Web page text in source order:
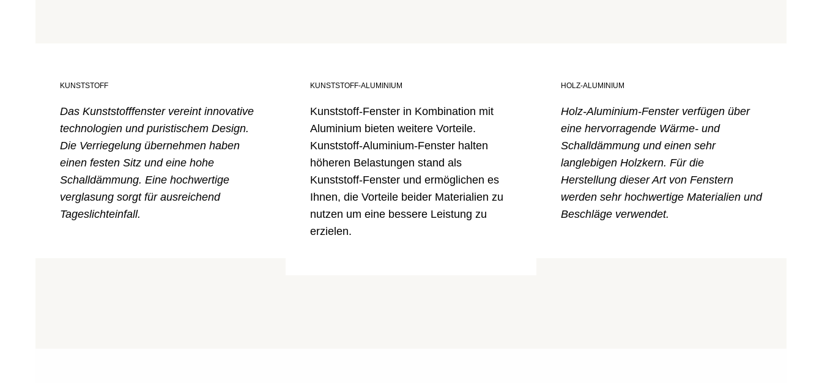
KUNSTSTOFF
Das Kunststofffenster vereint innovative
technologien und puristischem Design.
Die Verriegelung übernehmen haben
einen festen Sitz und eine hohe
Schalldämmung. Eine hochwertige
verglasung sorgt für ausreichend
Tageslichteinfall.
KUNSTSTOFF-ALUMINIUM
Kunststoff-Fenster in Kombination mit
Aluminium bieten weitere Vorteile.
Kunststoff-Aluminium-Fenster halten
höheren Belastungen stand als
Kunststoff-Fenster und ermöglichen es
Ihnen, die Vorteile beider Materialien zu
nutzen um eine bessere Leistung zu
erzielen.
HOLZ-ALUMINIUM
Holz-Aluminium-Fenster verfügen über
eine hervorragende Wärme- und
Schalldämmung und einen sehr
langlebigen Holzkern. Für die
Herstellung dieser Art von Fenstern
werden sehr hochwertige Materialien und
Beschläge verwendet.